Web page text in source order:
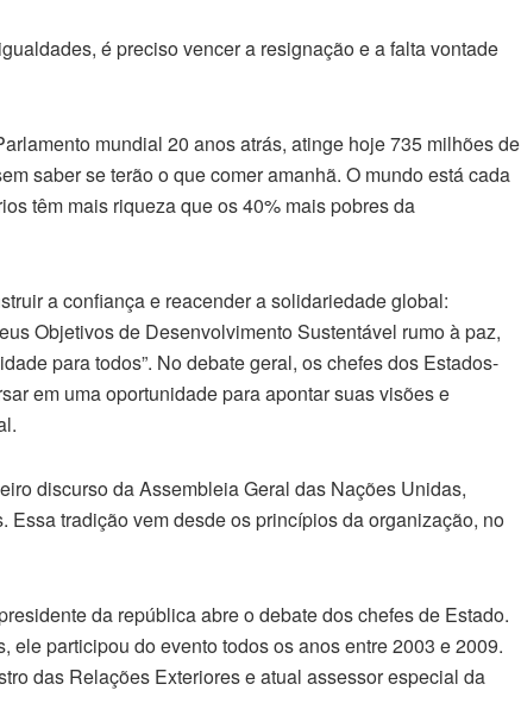
é preciso vencer a resignação e a falta vontade
mundial 20 anos atrás, atinge hoje 735 milhões de
saber se terão o que comer amanhã. O mundo está cada
têm mais riqueza que os 40% mais pobres da
a confiança e reacender a solidariedade global:
Objetivos de Desenvolvimento Sustentável rumo à paz,
para todos”. No debate geral, os chefes dos Estados-
em uma oportunidade para apontar suas visões e
discurso da Assembleia Geral das Nações Unidas,
tradição vem desde os princípios da organização, no
da república abre o debate dos chefes de Estado.
ele participou do evento todos os anos entre 2003 e 2009.
das Relações Exteriores e atual assessor especial da